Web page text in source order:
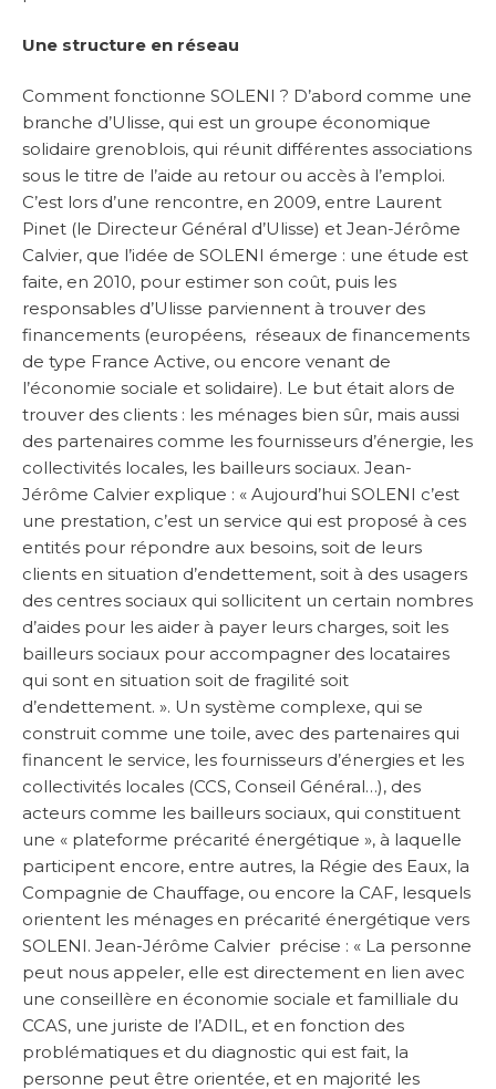
Une structure en réseau
Comment fonctionne SOLENI ? D’abord comme une
branche d’Ulisse, qui est un groupe économique
solidaire grenoblois, qui réunit différentes associations
sous le titre de l’aide au retour ou accès à l’emploi.
C’est lors d’une rencontre, en 2009, entre Laurent
Pinet (le Directeur Général d’Ulisse) et Jean-Jérôme
Calvier, que l’idée de SOLENI émerge : une étude est
faite, en 2010, pour estimer son coût, puis les
responsables d’Ulisse parviennent à trouver des
financements (européens, réseaux de financements
de type France Active, ou encore venant de
l’économie sociale et solidaire). Le but était alors de
trouver des clients : les ménages bien sûr, mais aussi
des partenaires comme les fournisseurs d’énergie, les
collectivités locales, les bailleurs sociaux. Jean-
Jérôme Calvier explique : « Aujourd’hui SOLENI c’est
une prestation, c’est un service qui est proposé à ces
entités pour répondre aux besoins, soit de leurs
clients en situation d’endettement, soit à des usagers
des centres sociaux qui sollicitent un certain nombres
d’aides pour les aider à payer leurs charges, soit les
bailleurs sociaux pour accompagner des locataires
qui sont en situation soit de fragilité soit
d’endettement. ». Un système complexe, qui se
construit comme une toile, avec des partenaires qui
financent le service, les fournisseurs d’énergies et les
collectivités locales (CCS, Conseil Général…), des
acteurs comme les bailleurs sociaux, qui constituent
une « plateforme précarité énergétique », à laquelle
participent encore, entre autres, la Régie des Eaux, la
Compagnie de Chauffage, ou encore la CAF, lesquels
orientent les ménages en précarité énergétique vers
SOLENI. Jean-Jérôme Calvier précise : « La personne
peut nous appeler, elle est directement en lien avec
une conseillère en économie sociale et familliale du
CCAS, une juriste de l’ADIL, et en fonction des
problématiques et du diagnostic qui est fait, la
personne peut être orientée, et en majorité les